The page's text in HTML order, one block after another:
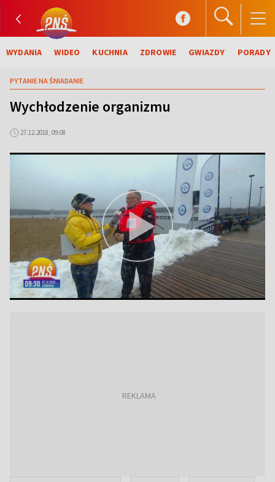
WYDANIA WIDEO KUCHNIA ZDROWIE GWIAZDY PORADY
PYTANIE NA ŚNIADANIE
Wychłodzenie organizmu
27.12.2018, 09:08